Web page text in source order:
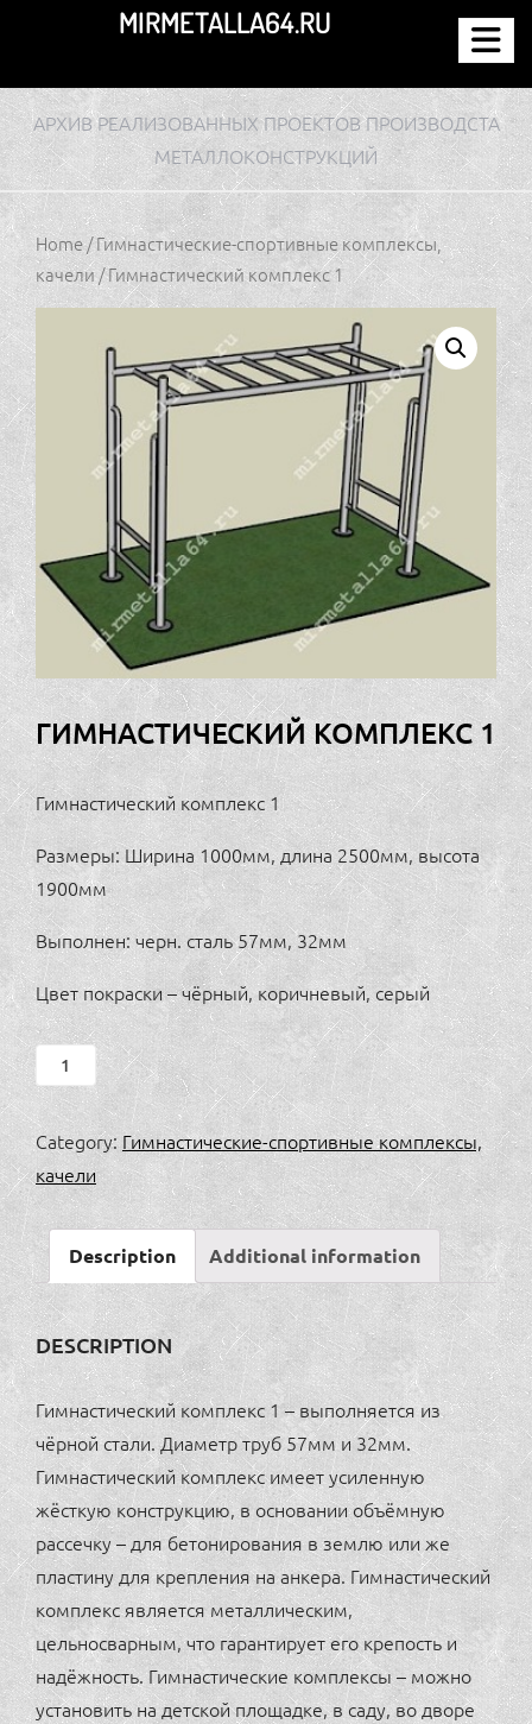
содержимому
MIRMETALLA64.RU
АРХИВ РЕАЛИЗОВАННЫХ ПРОЕКТОВ ПРОИЗВОДСТА
МЕТАЛЛОКОНСТРУКЦИЙ
Home/Гимнастические-спортивные комплексы,
качели/ Гимнастический комплекс 1
ГИМНАСТИЧЕСКИЙ КОМПЛЕКС 1
Гимнастический комплекс 1
Размеры: Ширина 1000мм, длина 2500мм, высота
1900мм
Выполнен: черн. сталь 57мм, 32мм
Цвет покраски – чёрный, коричневый, серый
Гимнастический
комплекс
1
quantity
Category:Гимнастические-спортивные комплексы,
качели
Description Additional information
DESCRIPTION
Гимнастический комплекс 1 – выполняется из
чёрной стали. Диаметр труб 57мм и 32мм.
Гимнастический комплекс имеет усиленную
жёсткую конструкцию, в основании объёмную
рассечку – для бетонирования в землю или же
пластину для крепления на анкера. Гимнастический
комплекс является металлическим,
цельносварным, что гарантирует его крепость и
надёжность. Гимнастические комплексы – можно
установить на детской площадке, в саду, во дворе